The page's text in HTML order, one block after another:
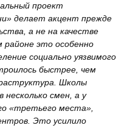
проект
делает акцент прежде
а не на качестве
районе это особенно
социально уязвимого
быстрее, чем
Школы
смен, а у
«третьего места»,
Это усилило